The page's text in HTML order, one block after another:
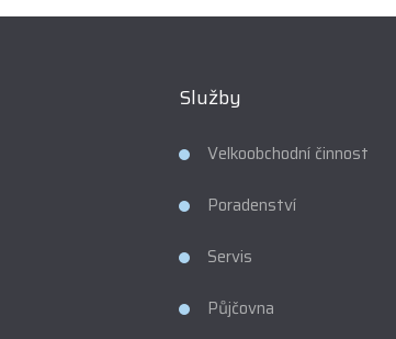
Služby
Velkoobchodní činnost
Poradenství
Servis
Půjčovna